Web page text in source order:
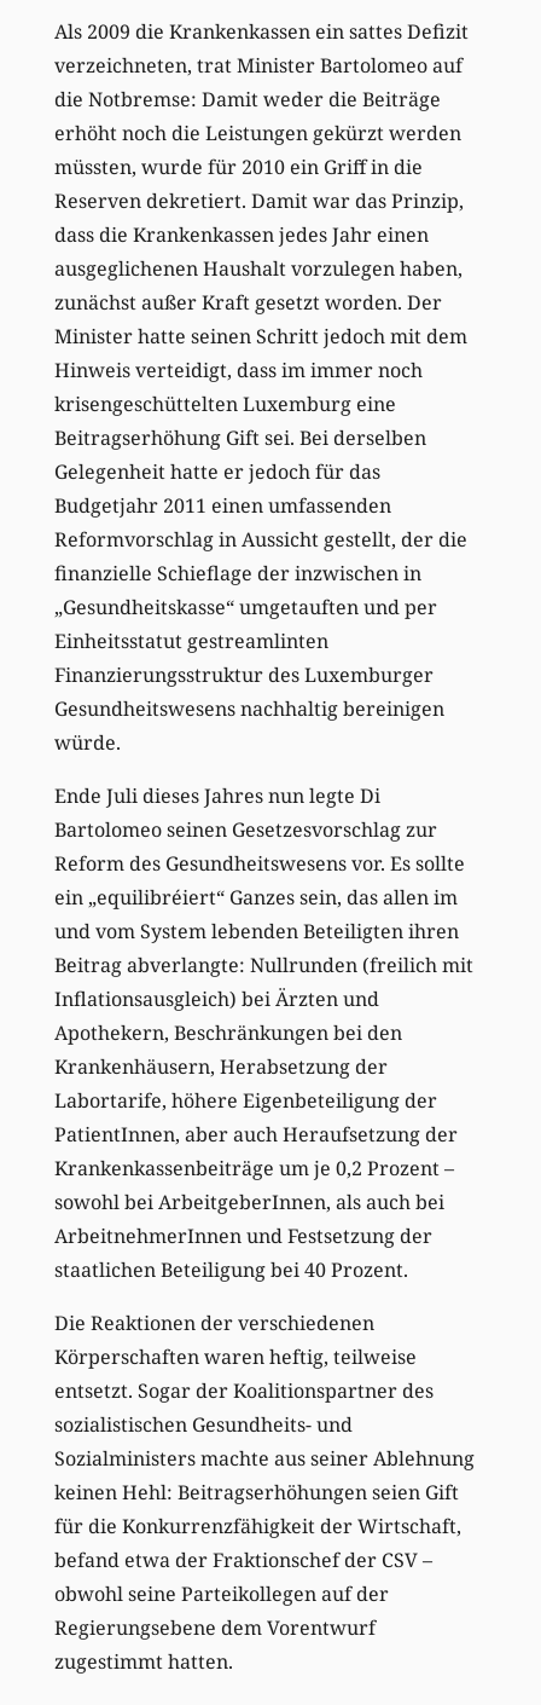
Als 2009 die Krankenkassen ein sattes Defizit
verzeichneten, trat Minister Bartolomeo auf
die Notbremse: Damit weder die Beiträge
erhöht noch die Leistungen gekürzt werden
müssten, wurde für 2010 ein Griff in die
Reserven dekretiert. Damit war das Prinzip,
dass die Krankenkassen jedes Jahr einen
ausgeglichenen Haushalt vorzulegen haben,
zunächst außer Kraft gesetzt worden. Der
Minister hatte seinen Schritt jedoch mit dem
Hinweis verteidigt, dass im immer noch
krisengeschüttelten Luxemburg eine
Beitragserhöhung Gift sei. Bei derselben
Gelegenheit hatte er jedoch für das
Budgetjahr 2011 einen umfassenden
Reformvorschlag in Aussicht gestellt, der die
finanzielle Schieflage der inzwischen in
„Gesundheitskasse“ umgetauften und per
Einheitsstatut gestreamlinten
Finanzierungsstruktur des Luxemburger
Gesundheitswesens nachhaltig bereinigen
würde.
Ende Juli dieses Jahres nun legte Di
Bartolomeo seinen Gesetzesvorschlag zur
Reform des Gesundheitswesens vor. Es sollte
ein „equilibréiert“ Ganzes sein, das allen im
und vom System lebenden Beteiligten ihren
Beitrag abverlangte: Nullrunden (freilich mit
Inflationsausgleich) bei Ärzten und
Apothekern, Beschränkungen bei den
Krankenhäusern, Herabsetzung der
Labortarife, höhere Eigenbeteiligung der
PatientInnen, aber auch Heraufsetzung der
Krankenkassenbeiträge um je 0,2 Prozent –
sowohl bei ArbeitgeberInnen, als auch bei
ArbeitnehmerInnen und Festsetzung der
staatlichen Beteiligung bei 40 Prozent.
Die Reaktionen der verschiedenen
Körperschaften waren heftig, teilweise
entsetzt. Sogar der Koalitionspartner des
sozialistischen Gesundheits- und
Sozialministers machte aus seiner Ablehnung
keinen Hehl: Beitragserhöhungen seien Gift
für die Konkurrenzfähigkeit der Wirtschaft,
befand etwa der Fraktionschef der CSV –
obwohl seine Parteikollegen auf der
Regierungsebene dem Vorentwurf
zugestimmt hatten.